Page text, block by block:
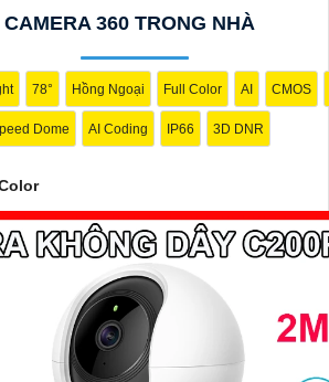
CAMERA 360 TRONG NHÀ
78° Hồng Ngoại Full Color AI CMOS
Dome AI Coding IP66 3D DNR